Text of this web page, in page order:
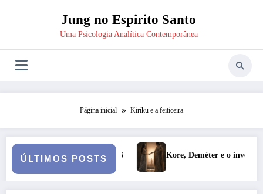
Jung no Espirito Santo
Uma Psicologia Analítica Contemporânea
Página inicial Kiriku e a feiticeira
ÚLTIMOS POSTS
– Turma 6 Kore, Deméter e o inverno: a fertilidade das